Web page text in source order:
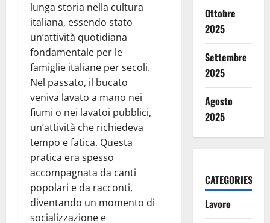
lunga storia nella cultura
italiana, essendo stato
un’attività quotidiana
fondamentale per le
famiglie italiane per secoli.
Nel passato, il bucato
veniva lavato a mano nei
fiumi o nei lavatoi pubblici,
un’attività che richiedeva
tempo e fatica. Questa
pratica era spesso
accompagnata da canti
popolari e da racconti,
diventando un momento di
socializzazione e
Ottobre
2025
Settembre
2025
Agosto
2025
CATEGORIES
Lavoro